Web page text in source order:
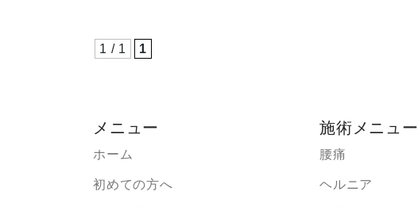
1 / 1 1
メニュー
ホーム
初めての方へ
施術メニュー
腰痛
ヘルニア